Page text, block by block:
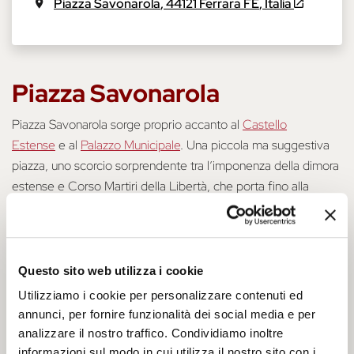
Questo sito web utilizza i cookie
Utilizziamo i cookie per personalizzare contenuti ed
annunci, per fornire funzionalità dei social media e per
analizzare il nostro traffico. Condividiamo inoltre
Piazza Savonarola,44121 Ferrara FE, Italia
Piazza Savonarola
Piazza Savonarola sorge proprio accanto al Castello
Estense e al Palazzo Municipale. Una piccola ma suggestiva
piazza, uno scorcio sorprendente tra l’imponenza della dimora
estense e Corso Martiri della Libertà, che porta fino alla
. Spiando sotto gli archi che ne segnano il confine,
potrete scorgere la distesa ciottolata dello splendido Largo
Cenni Storici
Piazza Savonarolaè parte della porzione medioevale della
città. Nei secoli ha cambiato diverse denominazioni, fino al